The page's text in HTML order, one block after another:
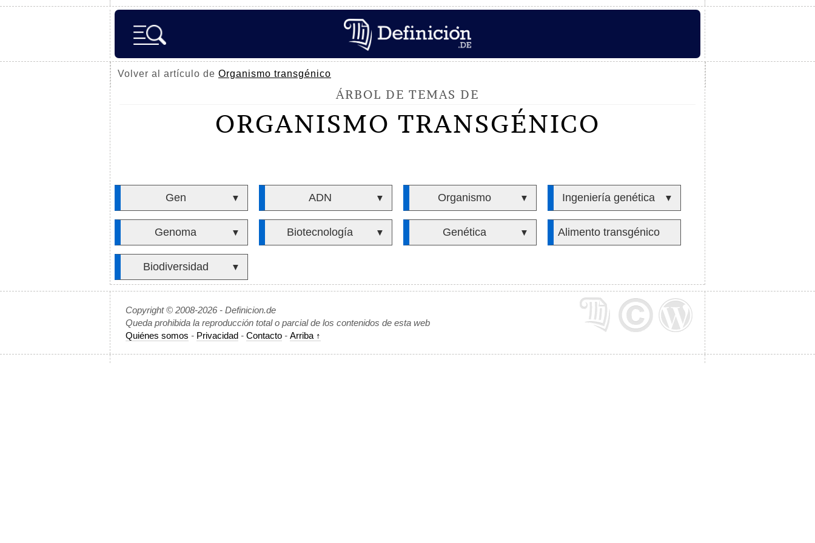
Volver al artículo de Organismo transgénico
ÁRBOL DE TEMAS DE
ORGANISMO TRANSGÉNICO
Gen ▼ ADN ▼ Organismo ▼ Ingeniería genética ▼
Genoma ▼ Biotecnología ▼ Genética ▼ Alimento transgénico
Biodiversidad ▼
Copyright © 2008-2026 - Definicion.de
Queda prohibida la reproducción total o parcial de los contenidos de esta web
Quiénes somos - Privacidad - Contacto - Arriba ↑